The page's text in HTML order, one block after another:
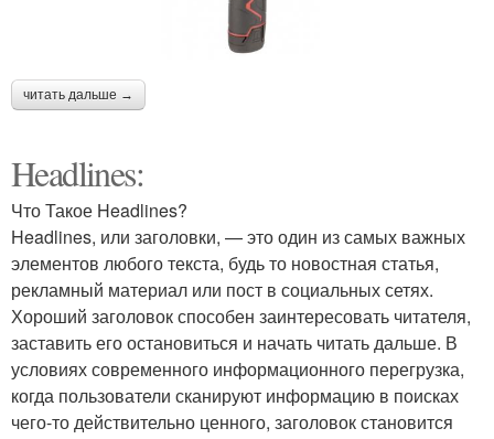
читать дальше →
Headlines:
Что Такое Headlines?
Headlines, или заголовки, — это один из самых важных
элементов любого текста, будь то новостная статья,
рекламный материал или пост в социальных сетях.
Хороший заголовок способен заинтересовать читателя,
заставить его остановиться и начать читать дальше. В
условиях современного информационного перегрузка,
когда пользователи сканируют информацию в поисках
чего-то действительно ценного, заголовок становится